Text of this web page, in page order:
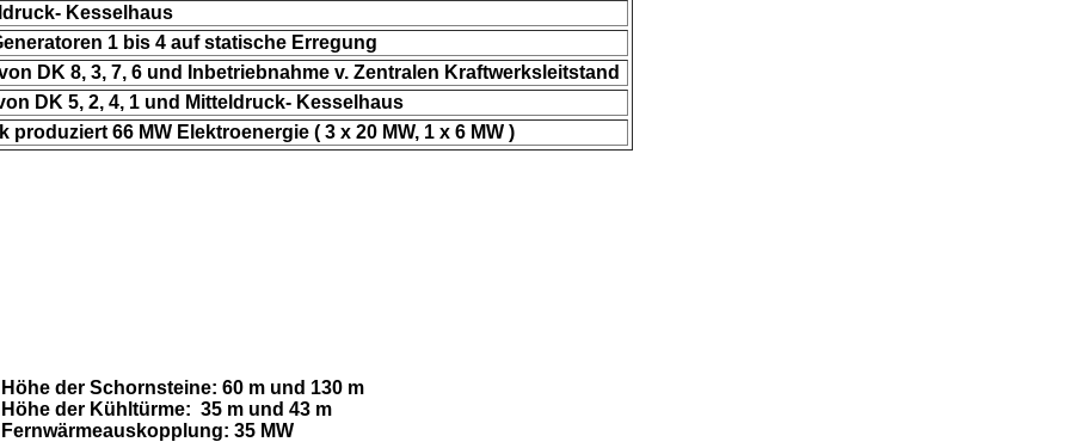
Kesselhaus
1 bis 4 auf statische Erregung
DK 8, 3, 7, 6 und Inbetriebnahme v. Zentralen Kraftwerksleitstand
DK 5, 2, 4, 1 und Mitteldruck- Kesselhaus
produziert 66 MW Elektroenergie ( 3 x 20 MW, 1 x 6 MW )
Höhe der Schornsteine: 60 m und 130 m
Höhe der Kühltürme: 35 m und 43 m
Fernwärmeauskopplung: 35 MW